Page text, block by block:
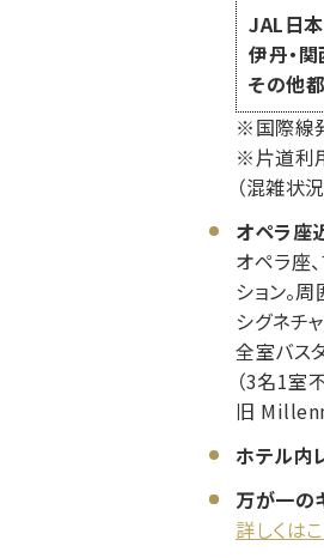
JAL日
伊丹・
その他
※国際線
※片道利
（混雑状
オペラ座
オペラ座
ション。
シグネチ
全室バス
（3名1室
旧
ホテル内
万が一の
詳しくは